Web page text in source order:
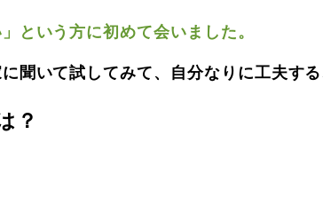
という方に初めて会いました。
聞いて試してみて、自分なりに工夫す
？